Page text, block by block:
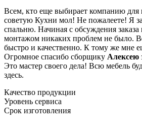
Всем, кто еще выбирает компанию для
советую Кухни мол! Не пожалеете! Я
спальню. Начиная с обсуждения заказа
монтажом никаких проблем не было.
быстро и качественно. К тому же мне
Огромное спасибо сборщику Алексею
Это мастер своего дела! Всю мебель
здесь.
Качество продукции
Уровень сервиса
Срок изготовления